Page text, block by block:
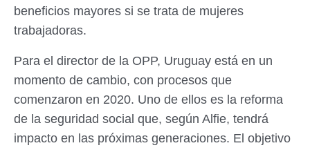
beneficios mayores si se trata de mujeres
trabajadoras.
Para el director de la OPP, Uruguay está en un
momento de cambio, con procesos que
comenzaron en 2020. Uno de ellos es la reforma
de la seguridad social que, según Alfie, tendrá
impacto en las próximas generaciones. El objetivo